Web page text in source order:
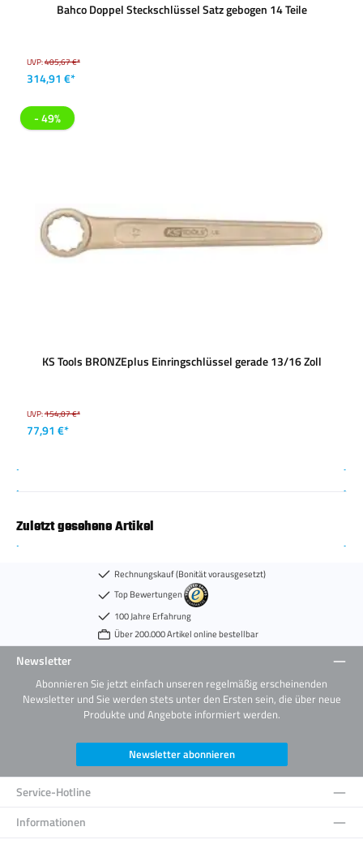
Bahco Doppel Steckschlüssel Satz gebogen 14 Teile
UVP:405,67 €*
314,91 €*
- 49%
KS Tools BRONZEplus Einringschlüssel gerade 13/16 Zoll
UVP:154,07 €*
77,91 €*
Zuletzt gesehene Artikel
Rechnungskauf (Bonität vorausgesetzt)
Top Bewertungen
100 Jahre Erfahrung
Über 200.000 Artikel online bestellbar
Newsletter
Abonnieren Sie jetzt einfach unseren regelmäßig erscheinenden
Newsletter und Sie werden stets unter den Ersten sein, die über neue
Produkte und Angebote informiert werden.
Newsletter abonnieren
Service-Hotline
Informationen